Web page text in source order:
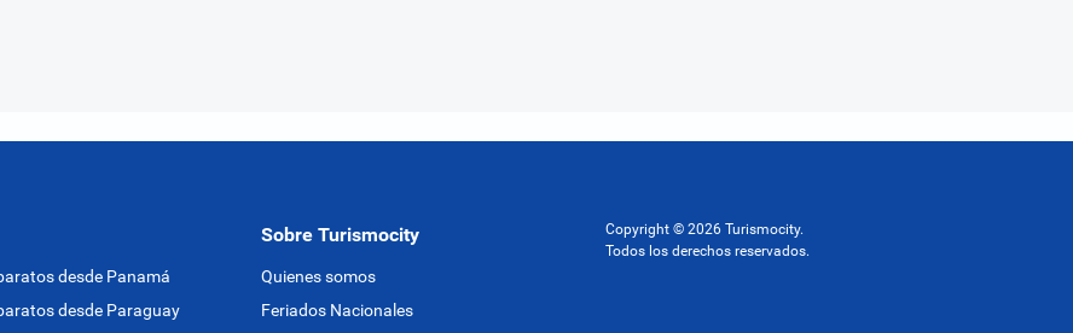
desde Panamá
desde Paraguay
Sobre Turismocity
Quienes somos
Feriados Nacionales
Copyright © 2026 Turismocity.
Todos los derechos reservados.